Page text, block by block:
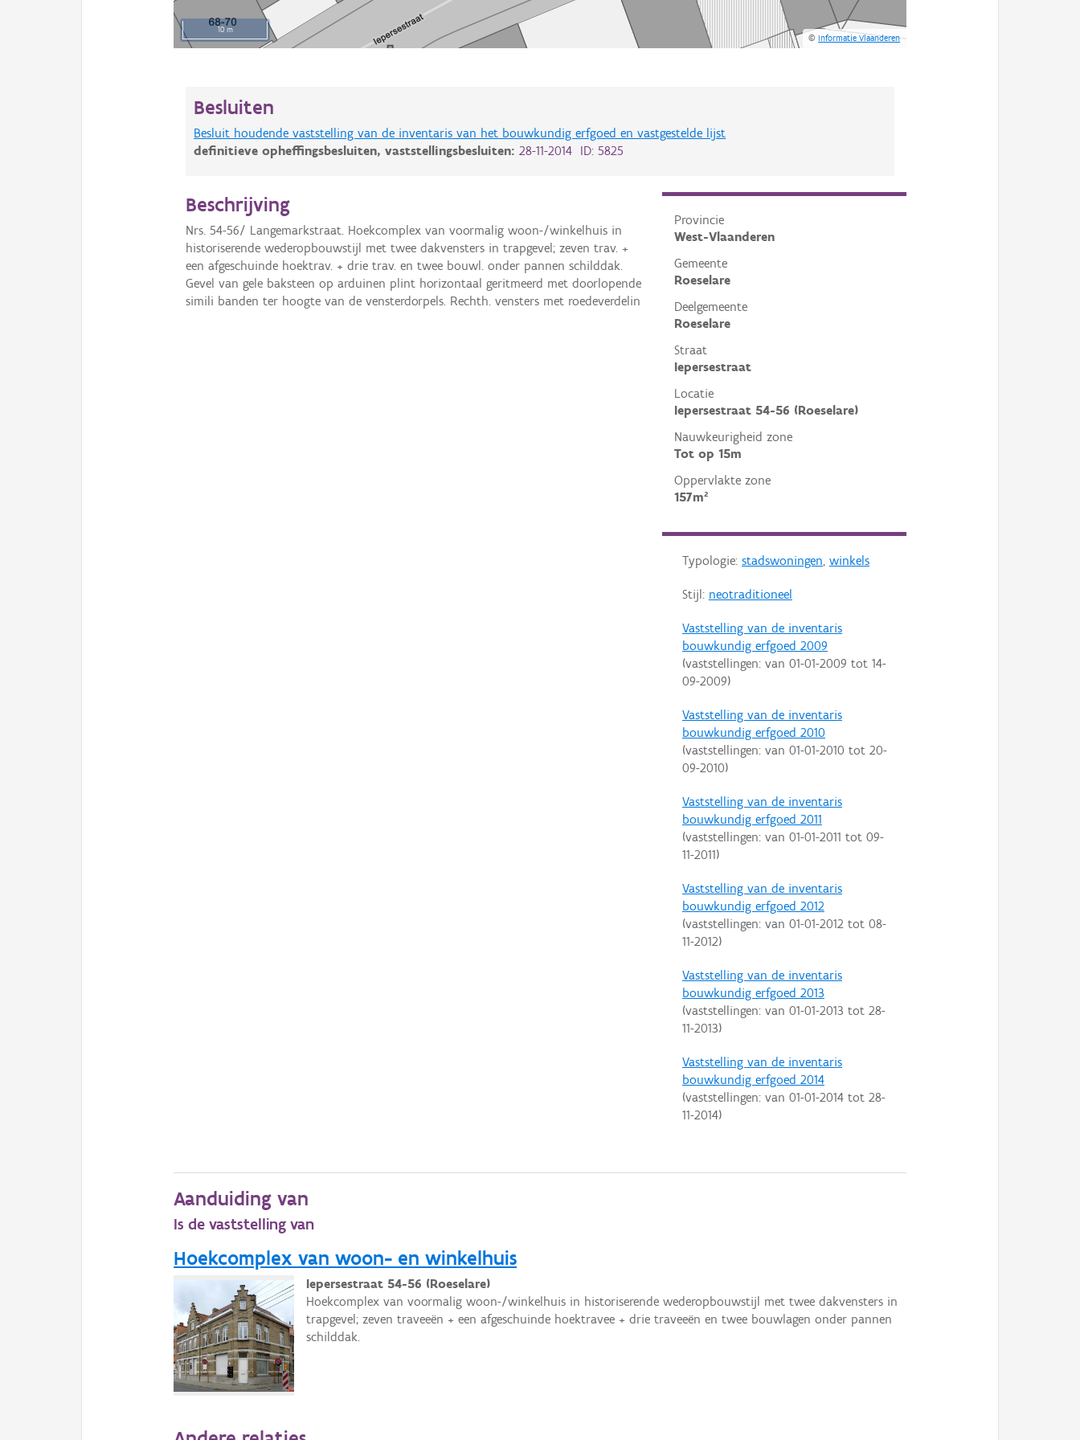
10 m
©Informatie Vlaanderen
Besluiten
Besluit houdende vaststelling van de inventaris van het bouwkundig erfgoed en vastgestelde lijst
definitieve opheffingsbesluiten,vaststellingsbesluiten:28-11-2014 ID: 5825
Provincie
West-Vlaanderen
Gemeente
Roeselare
Deelgemeente
Roeselare
Straat
Iepersestraat
Locatie
Iepersestraat 54-56 (Roeselare)
Nauwkeurigheid zone
Tot op 15m
Oppervlakte zone
157m²
Typologie: stadswoningen, winkels
Stijl: neotraditioneel
Vaststelling van de inventaris
bouwkundig erfgoed 2009
(vaststellingen: van 01-01-2009 tot 14-
09-2009)
Vaststelling van de inventaris
bouwkundig erfgoed 2010
(vaststellingen: van 01-01-2010 tot 20-
09-2010)
Vaststelling van de inventaris
bouwkundig erfgoed 2011
(vaststellingen: van 01-01-2011 tot 09-
11-2011)
Vaststelling van de inventaris
bouwkundig erfgoed 2012
(vaststellingen: van 01-01-2012tot 08-
11-2012)
Vaststelling van de inventaris
bouwkundig erfgoed 2013
(vaststellingen: van 01-01-2013 tot 28-
11-2013)
Vaststelling van de inventaris
bouwkundig erfgoed 2014
(vaststellingen: van 01-01-2014tot 28-
11-2014)
Beschrijving
Nrs. 54-56/ Langemarkstraat. Hoekcomplex van voormalig woon-/winkelhuis in
historiserende wederopbouwstijl met twee dakvensters in trapgevel; zeven trav. +
een afgeschuinde hoektrav. + drie trav. en twee bouwl. onder pannen schilddak.
Gevel van gele baksteen op arduinen plint horizontaal geritmeerd met doorlopende
simili banden ter hoogte van de vensterdorpels. Rechth. vensters met roedeverdelin
Aanduiding van
Is de vaststelling van
Hoekcomplex van woon- en winkelhuis
Iepersestraat 54-56 (Roeselare)
Hoekcomplex van voormalig woon-/winkelhuis in historiserende wederopbouwstijl met twee dakvensters in
trapgevel; zeven traveeën + een afgeschuinde hoektravee + drie traveeën en twee bouwlagen onder pannen
schilddak.